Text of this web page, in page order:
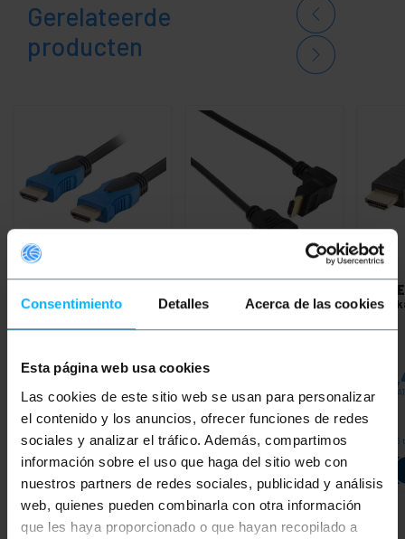
Consentimiento Detalles Acerca de las cookies
Esta página web usa cookies
Las cookies de este sitio web se usan para personalizar
el contenido y los anuncios, ofrecer funciones de redes
sociales y analizar el tráfico. Además, compartimos
información sobre el uso que haga del sitio web con
nuestros partners de redes sociales, publicidad y análisis
web, quienes pueden combinarla con otra información
que les haya proporcionado o que hayan recopilado a
Gerelateerde
producten
2.0 4K Lanberg 4,5m
PVP
€9,81
€ VAT inc.
PVD
€7,91
Van 5 tot 6 werkdagen
REF:
HI108
Aantal
type HDMI-A mannelijk
linker hoek 25 cm
PVP
€3,18
3,18
HE076
LAAT ME WETEN
WANNEER ER
VOORRAAD IS
Van